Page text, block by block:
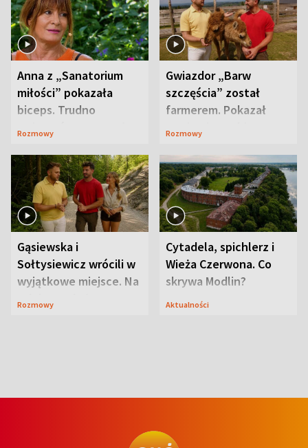
Anna z „Sanatorium
miłości” pokazała
biceps. Trudno
uwierzyć, co przeszła
Rozmowy
Gwiazdor „Barw
szczęścia” został
farmerem. Pokazał
swoje niezwykłe
Rozmowy
Gąsiewska i
Sołtysiewicz wrócili w
wyjątkowe miejsce. Na
szlaku czekał
Rozmowy
Cytadela, spichlerz i
Wieża Czerwona. Co
skrywa Modlin?
Aktualności